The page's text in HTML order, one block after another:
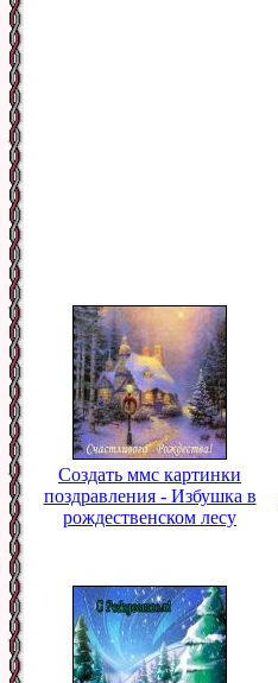
Создать ммс картинки
поздравления - Избушка в
рождественском лесу